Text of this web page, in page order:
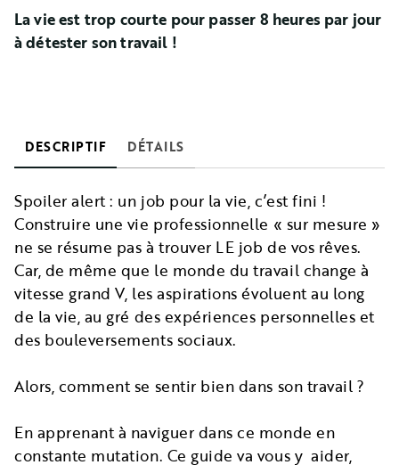
La vie est trop courte pour passer 8 heures par jour
à détester son travail !
DESCRIPTIF DÉTAILS
Spoiler alert : un job pour la vie, c’est fini !
Construire une vie professionnelle « sur mesure »
ne se résume pas à trouver LE job de vos rêves.
Car, de même que le monde du travail change à
vitesse grand V, les aspirations évoluent au long
de la vie, au gré des expériences personnelles et
des bouleversements sociaux.
Alors, comment se sentir bien dans son travail ?
En apprenant à naviguer dans ce monde en
constante mutation. Ce guide va vous y aider,